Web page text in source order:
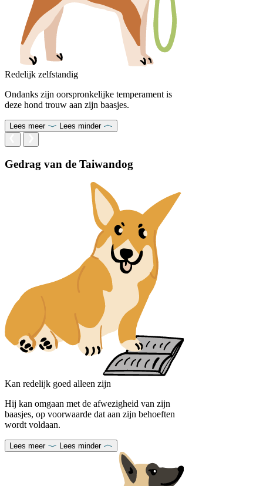
Redelijk zelfstandig
Ondanks zijn oorspronkelijke temperament is
deze hond trouw aan zijn baasjes.
Lees meer Lees minder
Gedrag van de Taiwandog
Kan redelijk goed alleen zijn
Hij kan omgaan met de afwezigheid van zijn
baasjes, op voorwaarde dat aan zijn behoeften
wordt voldaan.
Lees meer Lees minder